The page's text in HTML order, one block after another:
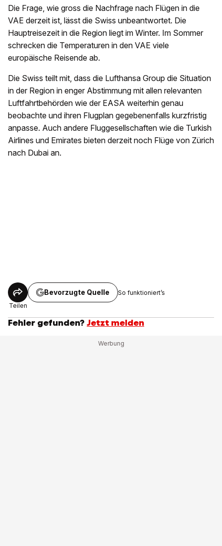
Die Frage, wie gross die Nachfrage nach Flügen in die
VAE derzeit ist, lässt die Swiss unbeantwortet. Die
Hauptreisezeit in die Region liegt im Winter. Im Sommer
schrecken die Temperaturen in den VAE viele
europäische Reisende ab.
Die Swiss teilt mit, dass die Lufthansa Group die Situation
in der Region in enger Abstimmung mit allen relevanten
Luftfahrtbehörden wie der EASA weiterhin genau
beobachte und ihren Flugplan gegebenenfalls kurzfristig
anpasse. Auch andere Fluggesellschaften wie die Turkish
Airlines und Emirates bieten derzeit noch Flüge von Zürich
nach Dubai an.
Teilen
Bevorzugte Quelle So funktioniert’s
Fehler gefunden? Jetzt melden